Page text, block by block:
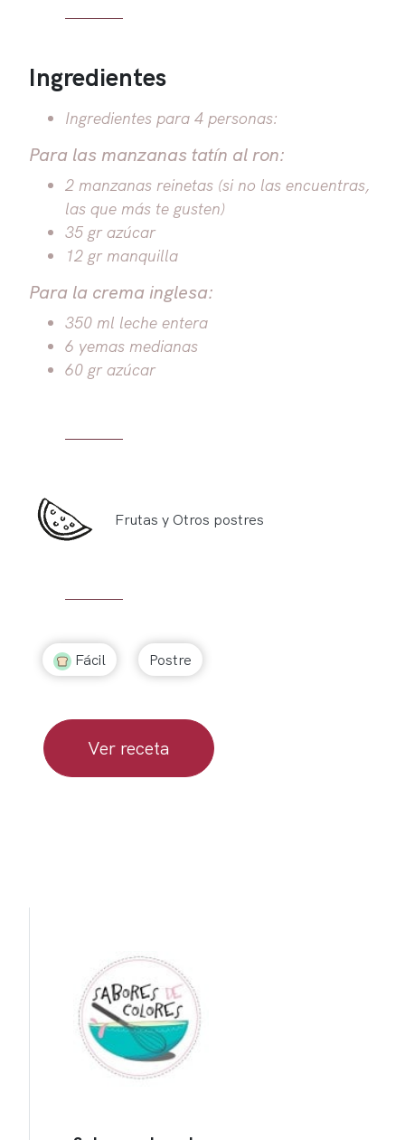
Ingredientes
Ingredientes para 4 personas:
Para las manzanas tatín al ron:
2 manzanas reinetas (si no las encuentras,
las que más te gusten)
35 gr azúcar
12 gr manquilla
Para la crema inglesa:
350 ml leche entera
6 yemas medianas
60 gr azúcar
Frutas y Otros postres
Fácil Postre
Ver receta